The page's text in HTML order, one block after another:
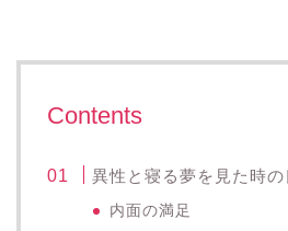
Contents
異性と寝る夢を見た時
内面の満足